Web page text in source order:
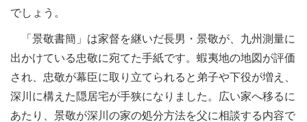
でしょう。
「景敬書簡」は家督を継いだ長男・景敬が、九州測量に
出かけている忠敬に宛てた手紙です。蝦夷地の地図が評価
され、忠敬が幕臣に取り立てられると弟子や下役が増え、
深川に構えた隠居宅が手狭になりました。広い家へ移るに
あたり、景敬が深川の家の処分方法を父に相談する内容で